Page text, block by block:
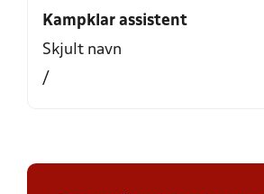
Kampklar assistent
Skjult navn
/